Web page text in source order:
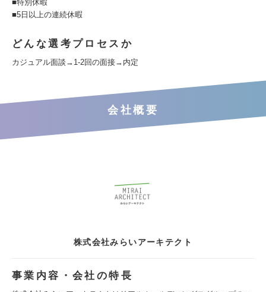
■特別休暇
■5日以上の連続休暇
どんな選考プロセスか
カジュアル面談→1-2回の面接→内定
会社概要
株式会社みらいアーキテクト
事業内容・会社の特長